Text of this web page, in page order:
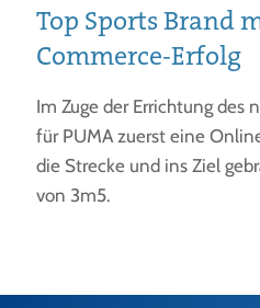
Top Sports Brand
Commerce-Erfolg
Im Zuge der Errichtung des
für PUMA zuerst eine
die Strecke und ins Ziel
von 3m5.